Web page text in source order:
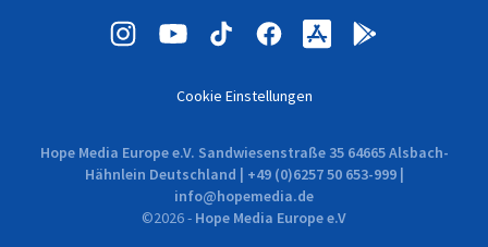
Cookie Einstellungen
Hope Media Europe e.V. Sandwiesenstraße 35 64665 Alsbach-
Hähnlein Deutschland | +49 (0)6257 50 653-999 |
info@hopemedia.de
©2026- Hope Media Europe e.V